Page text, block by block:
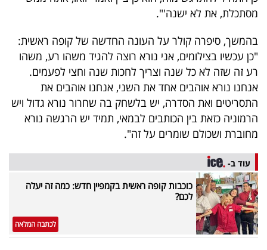
40
שיתופי
פעולה
דרושים
ניוזלטרים
מייל
אדום
מסתכלת, את לא ישנה'".
בהמשך, סיפרה קולר על העונה החדשה של קופה ראשית:
"כן עכשיו בצילומים, אני נורא רוצה להגיד משהו רע, משהו
רע זה שזה לא כל שנה וצריך לחכות שנה וחצי לפעמים.
אנחנו נורא אוהבים אחד את השני, אנחנו אוהבים את
התסריטים ואת הסדרה, יש בלשחק בה שחרור נורא גדול ויש
הרמוניה כזאת בין הכותבים לבמאי, תמיד יש הרגשה נורא
מחוברת ושכולם שומרים על זה".
עוד ב-
כוכבות קופה ראשית בקמפיין חדש: כמה זה יעלה
לכם?
לכתבה המלאה